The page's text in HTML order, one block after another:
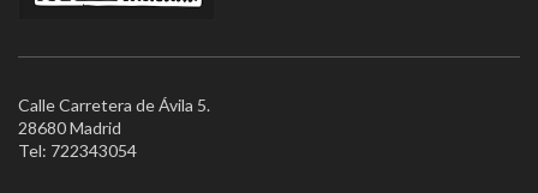
Calle Carretera de Ávila 5.
28680 Madrid
Tel: 722343054